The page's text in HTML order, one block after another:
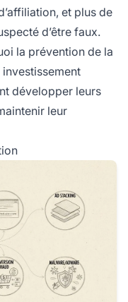
et plus de
d’être faux.
la prévention de la
développer leurs
leur